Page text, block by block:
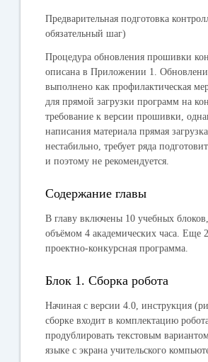
Предварительная подготовка
обязательный шаг)
Процедура обновления прошивки
описана в Приложении 1.
выполнено как профилактическая
для прямой загрузки программ на
требование к версии прошивки,
написания материала прямая
нестабильно, требует ряда
и поэтому не рекомендуется.
Содержание главы
В главу включены 10 учебных
объёмом 4 академических часа. Еще
проектно-конкурсная программа.
Блок 1. Сборка робота
Начиная с версии 4.0, инструкция
сборке входит в комплектацию
продублировать текстовым
языке с экрана учительского